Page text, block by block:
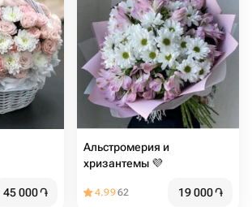
45 000֏
Альстромерия и
хризантемы 💜
4.9962 19 000֏